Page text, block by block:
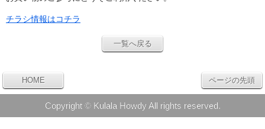
チラシ情報はコチラ
一覧へ戻る
HOME ページの先頭
Copyright © Kulala Howdy All rights reserved.